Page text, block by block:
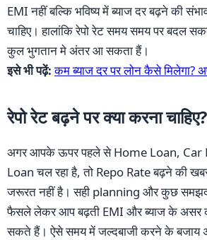
EMI नहीं बल्कि भविष्य में ब्याज दर बढ़ने की
चाहिए। हालांकि रेपो रेट समय समय पर बदल
कुल भुगतान मे अंतर आ सकता हैं।
इसे भी पढ़ें:कम ब्याज दर पर लोन कैसे मिलेगा?
रेपो रेट बढ़ने पर क्या करना चाहिए?
अगर आपके ऊपर पहले से Home Loan, Car
Loan चल रहा है, तो Repo Rate बढ़ने की
जरूरत नहीं है। सही planning और कुछ
फैसले लेकर आप बढ़ती EMI और ब्याज के असर
सकते हैं। ऐसे समय में जल्दबाजी करने के बजाय